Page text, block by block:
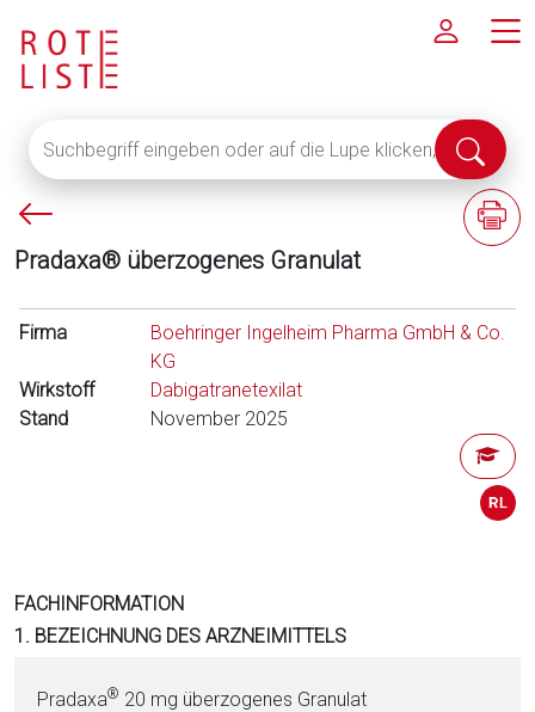
eingeben
oder
auf
die
Lupe
klicken,
um
Fachinformationen
anzuzeigen
Suche
P
e
l
i
n
Pradaxa® überzogenes Granulat
F
a
r
m
a
t
Firma
Boehringer Ingelheim Pharma GmbH & Co.
KG
Wirkstoff
Dabigatranetexilat
Stand
November 2025
FACHINFORMATION
1. BEZEICHNUNG DES ARZNEIMITTELS
Pradaxa® 20 mg über­zo­ge­nes Granulat